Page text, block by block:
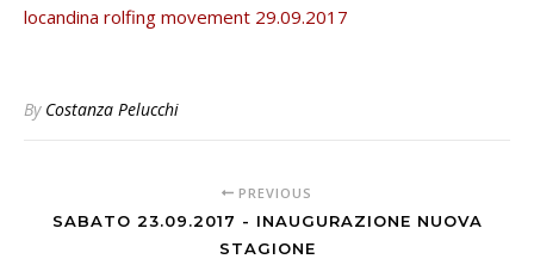
locandina rolfing movement 29.09.2017
By Costanza Pelucchi
PREVIOUS
SABATO 23.09.2017 - INAUGURAZIONE NUOVA
STAGIONE